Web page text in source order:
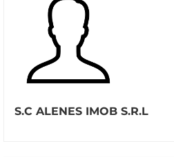
S.C ALENES IMOB S.R.L